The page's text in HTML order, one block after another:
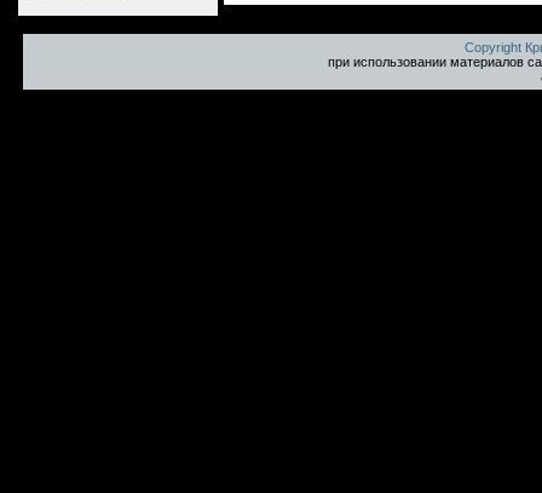
Copyright
при использовании материалов